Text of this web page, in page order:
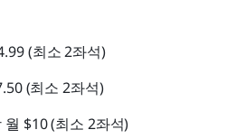
(최소 2좌석)
(최소 2좌석)
$10 (최소 2좌석)